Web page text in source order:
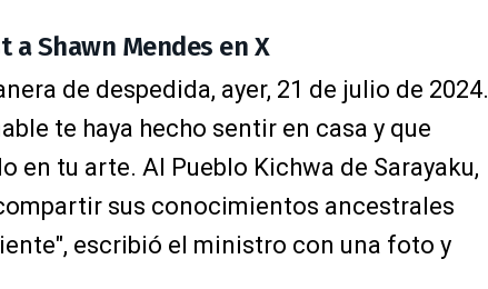
a Shawn Mendes en X
de despedida, ayer, 21 de julio de 2024.
te haya hecho sentir en casa y que
en tu arte. Al Pueblo Kichwa de Sarayaku,
sus conocimientos ancestrales
escribió el ministro con una foto y